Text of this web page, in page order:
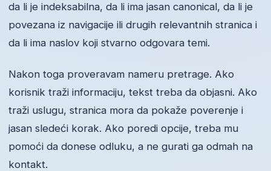
da li je indeksabilna, da li ima jasan canonical, da li je
povezana iz navigacije ili drugih relevantnih stranica i
da li ima naslov koji stvarno odgovara temi.
Nakon toga proveravam nameru pretrage. Ako
korisnik traži informaciju, tekst treba da objasni. Ako
traži uslugu, stranica mora da pokaže poverenje i
jasan sledeći korak. Ako poredi opcije, treba mu
pomoći da donese odluku, a ne gurati ga odmah na
kontakt.